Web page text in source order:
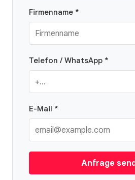
Firmenname *
Telefon / WhatsApp *
E-Mail *
Anfrage